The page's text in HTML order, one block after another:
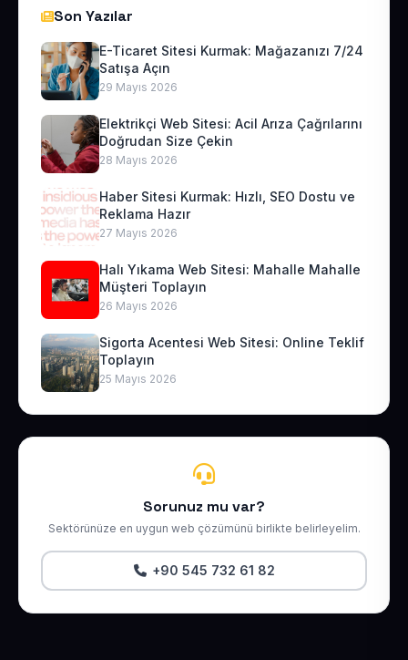
Son Yazılar
E-Ticaret Sitesi Kurmak: Mağazanızı 7/24
Satışa Açın
29 Mayıs 2026
Elektrikçi Web Sitesi: Acil Arıza Çağrılarını
Doğrudan Size Çekin
28 Mayıs 2026
Haber Sitesi Kurmak: Hızlı, SEO Dostu ve
Reklama Hazır
27 Mayıs 2026
Halı Yıkama Web Sitesi: Mahalle Mahalle
Müşteri Toplayın
26 Mayıs 2026
Sigorta Acentesi Web Sitesi: Online Teklif
Toplayın
25 Mayıs 2026
Sorunuz mu var?
Sektörünüze en uygun web çözümünü birlikte belirleyelim.
+90 545 732 61 82